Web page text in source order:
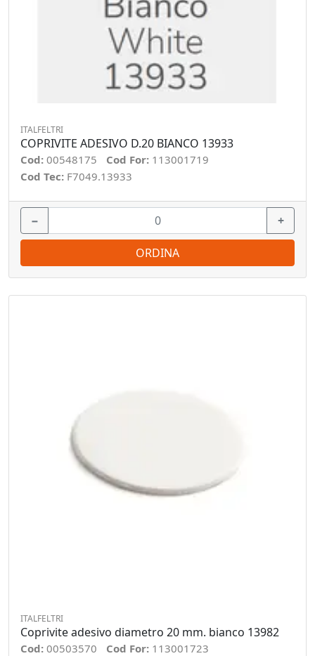
ITALFELTRI
COPRIVITE ADESIVO D.20 BIANCO 13933
Cod: 00548175 Cod For: 113001719
Cod Tec: F7049.13933
− +
ORDINA
ITALFELTRI
Coprivite adesivo diametro 20 mm. bianco 13982
Cod: 00503570 Cod For: 113001723